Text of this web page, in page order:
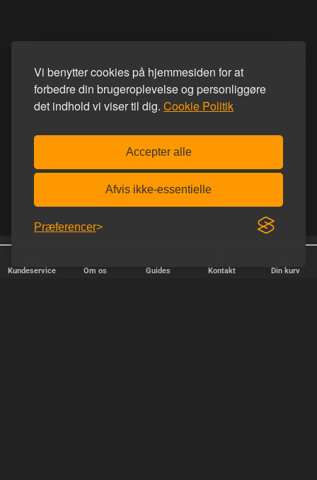
Vi benytter cookies på hjemmesiden for at
forbedre din brugeroplevelse og personliggøre
det indhold vi viser til dig. Cookie Politik
Accepter alle
Afvis ikke-essentielle
Præferencer
Kundeservice Om os Guides Kontakt Din kurv